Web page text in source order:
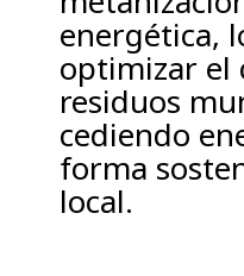
energética,
optimizar el
residuos
cediendo
forma
local.